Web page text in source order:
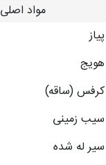
مواد اصلی
پیاز
هویج
کرفس (ساقه)
سیب زمینی
سیر له شده